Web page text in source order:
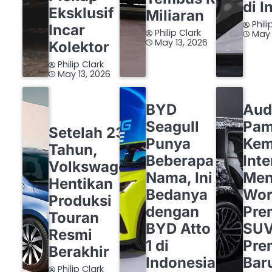
Eksklusif
Incar
Kolektor
Philip Clark
May 13, 2026
Miliaran
Philip Clark
May 13, 2026
di
May
Setelah 23
Tahun,
Volkswagen
Hentikan
Produksi
Touran
Resmi
Berakhir
Philip Clark
BYD
Seagull
Punya
Beberapa
Nama, Ini
Bedanya
dengan
BYD Atto
1 di
Indonesia